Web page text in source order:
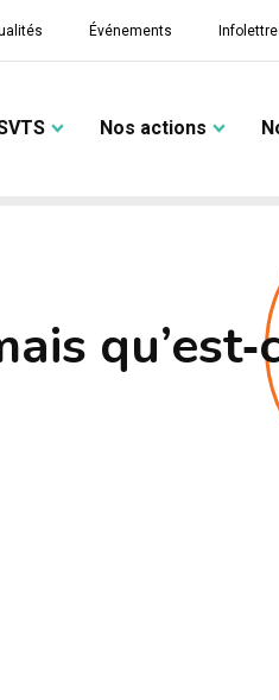
Événements
Nos actions